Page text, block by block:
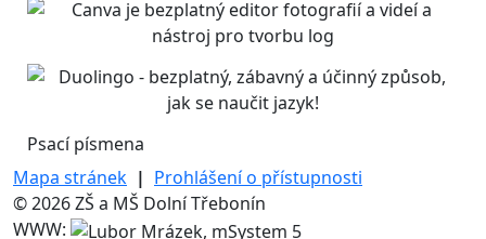
Psací písmena
Mapa stránek | Prohlášení o přístupnosti
© 2026 ZŠ a MŠ Dolní Třebonín
WWW: